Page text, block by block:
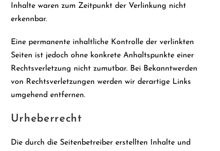
Inhalte waren zum Zeitpunkt der Verlinkung nicht
erkennbar.
Eine permanente inhaltliche Kontrolle der verlinkten
Seiten ist jedoch ohne konkrete Anhaltspunkte einer
Rechtsverletzung nicht zumutbar. Bei Bekanntwerden
von Rechtsverletzungen werden wir derartige Links
umgehend entfernen.
Urheberrecht
Die durch die Seitenbetreiber erstellten Inhalte und